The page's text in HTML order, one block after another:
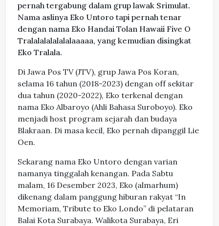
pernah tergabung dalam grup lawak Srimulat.
Nama aslinya Eko Untoro tapi pernah tenar
dengan nama Eko Handai Tolan Hawaii Five O
Tralalalalalalalaaaaa, yang kemudian disingkat
Eko Tralala.
Di Jawa Pos TV (JTV), grup Jawa Pos Koran,
selama 16 tahun (2018-2023) dengan off sekitar
dua tahun (2020-2022), Eko terkenal dengan
nama Eko Albaroyo (Ahli Bahasa Suroboyo). Eko
menjadi host program sejarah dan budaya
Blakraan. Di masa kecil, Eko pernah dipanggil Lie
Oen.
Sekarang nama Eko Untoro dengan varian
namanya tinggalah kenangan. Pada Sabtu
malam, 16 Desember 2023, Eko (almarhum)
dikenang dalam panggung hiburan rakyat “In
Memoriam, Tribute to Eko Londo” di pelataran
Balai Kota Surabaya. Walikota Surabaya, Eri